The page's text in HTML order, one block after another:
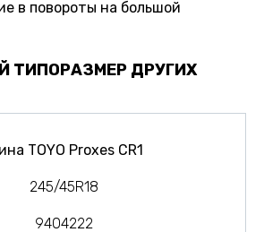
в повороты на большой
ТИПОРАЗМЕР ДРУГИХ
TOYO Proxes CR1
245/45R18
9404222